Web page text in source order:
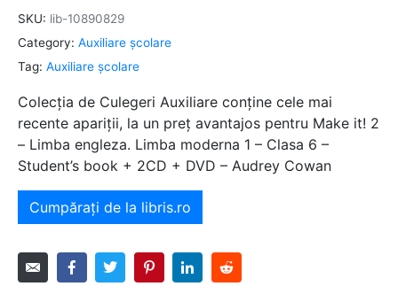
SKU: lib-10890829
Category: Auxiliare şcolare
Tag: Auxiliare şcolare
Colecția de Culegeri Auxiliare conține cele mai
recente apariții, la un preț avantajos pentru Make it! 2
– Limba engleza. Limba moderna 1 – Clasa 6 –
Student’s book + 2CD + DVD – Audrey Cowan
Cumpărați de la libris.ro